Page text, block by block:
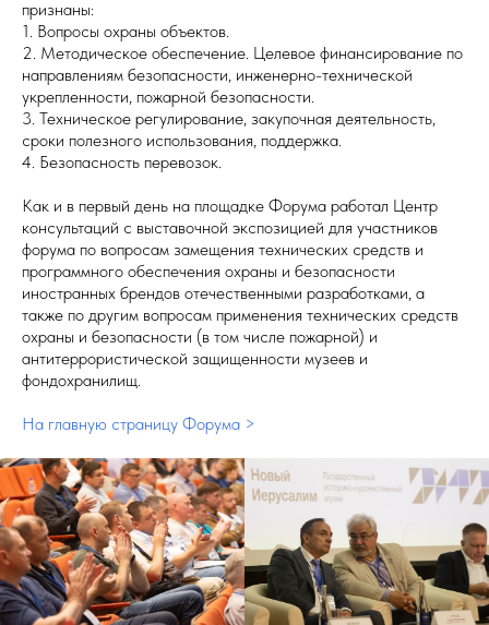
признаны:
1. Вопросы охраны объектов.
2. Методическое обеспечение. Целевое финансирование по
направлениям безопасности, инженерно-технической
укрепленности, пожарной безопасности.
3. Техническое регулирование, закупочная деятельность,
сроки полезного использования, поддержка.
4. Безопасность перевозок.
Как и в первый день на площадке Форума работал Центр
консультаций с выставочной экспозицией для участников
форума по вопросам замещения технических средств и
программного обеспечения охраны и безопасности
иностранных брендов отечественными разработками, а
также по другим вопросам применения технических средств
охраны и безопасности (в том числе пожарной) и
антитеррористической защищенности музеев и
фондохранилищ.
На главную страницу Форума >